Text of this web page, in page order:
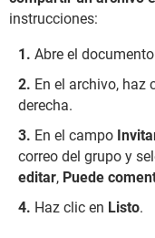
instrucciones:
Abre el
En el archivo, haz
derecha.
En el campo
correo del grupo y
editar, Puede
Haz clic en Listo.